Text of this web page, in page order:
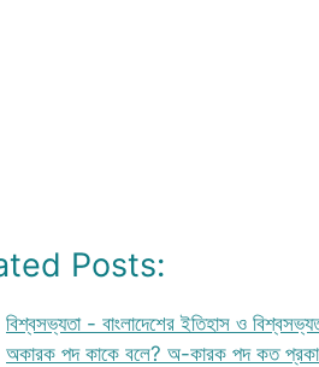
Posts:
বিশ্বসভ্যতা - বাংলাদেশের ইতিহাস ও
অকারক পদ কাকে বলে? অ-কারক পদ কত